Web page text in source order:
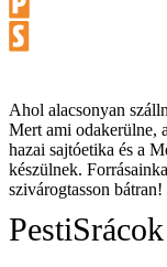
Ahol alacsonyan
Mert ami odakerülne,
hazai sajtóetika és a
készülnek.
szivárogtasson
PestiSrácok